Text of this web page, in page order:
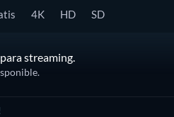
4K HD SD
streaming.